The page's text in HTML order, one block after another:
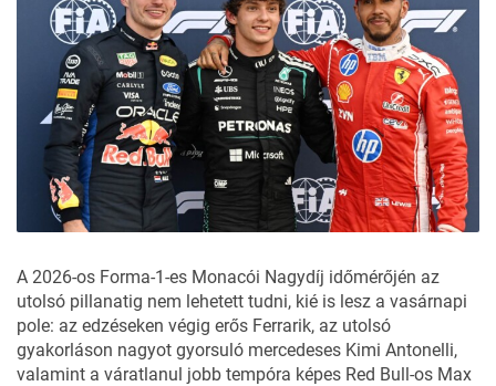
A 2026-os Forma-1-es Monacói Nagydíj időmérőjén az
utolsó pillanatig nem lehetett tudni, kié is lesz a vasárnapi
pole: az edzéseken végig erős Ferrarik, az utolsó
gyakorláson nagyot gyorsuló mercedeses Kimi Antonelli,
valamint a váratlanul jobb tempóra képes Red Bull-os Max